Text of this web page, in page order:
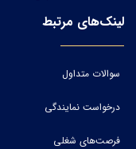
لینک‌های مرتبط
سوالات متداول
درخواست نمایندگی
فرصت‌های شغلی